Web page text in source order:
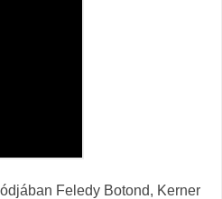
Feledy Botond, Kerner